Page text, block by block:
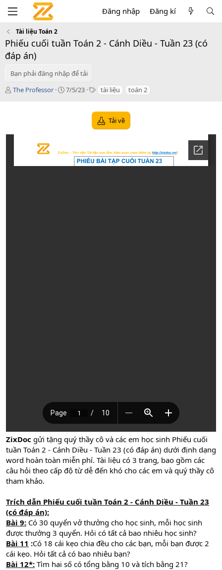
Đăng nhập Đăng kí
Tài liệu Toán 2
Phiếu cuối tuần Toán 2 - Cánh Diều - Tuần 23 (có
đáp án)
Bạn phải đăng nhập để tải
T
ả
The Professor
C
n
7/5/23
T tài liệu toán 2
Tải về
ZixDoc gửi tặng quý thầy cô và các em học sinh Phiếu cuối
tuần Toán 2 - Cánh Diều - Tuần 23 (có đáp án) dưới định dạng
word hoàn toàn miễn phí. Tài liệu có 3 trang, bao gồm các
câu hỏi theo cấp độ từ dễ đến khó cho các em và quý thầy cô
tham khảo.
Trích dẫn Phiếu cuối tuần Toán 2 - Cánh Diều - Tuần 23
(có đáp án):
Bài 9: Có 30 quyển vở thưởng cho học sinh, mỗi học sinh
được thưởng 3 quyển. Hỏi có tất cả bao nhiêu học sinh?
Bài 11 :Có 18 cái kẹo chia đều cho các bạn, mỗi bạn được 2
cái kẹo. Hỏi tất cả có bao nhiêu bạn?
Bài 12*: Tìm hai số có tổng bằng 10 và tích bằng 21?